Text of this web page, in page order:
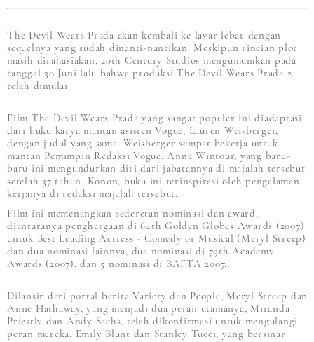
The Devil Wears Prada akan kembali ke layar lebar dengan
sequelnya yang sudah dinanti-nantikan. Meskipun rincian plot
masih dirahasiakan, 20th Century Studios mengumumkan pada
tanggal 30 Juni lalu bahwa produksi The Devil Wears Prada 2
telah dimulai.
Film The Devil Wears Prada yang sangat populer ini diadaptasi
dari buku karya mantan asisten Vogue, Lauren Weisberger,
dengan judul yang sama. Weisberger sempat bekerja untuk
mantan Pemimpin Redaksi Vogue, Anna Wintour, yang baru-
baru ini mengundurkan diri dari jabatannya di majalah tersebut
setelah 37 tahun. Konon, buku ini terinspirasi oleh pengalaman
kerjanya di redaksi majalah tersebut.
Film ini memenangkan sederetan nominasi dan award,
diantaranya penghargaan di 64th Golden Globes Awards (2007)
untuk Best Leading Actress - Comedy or Musical (Meryl Streep)
dan dua nominasi lainnya, dua nominasi di 79th Academy
Awards (2007), dan 5 nominasi di BAFTA 2007.
Dilansir dari portal berita Variety dan People, Meryl Streep dan
Anne Hathaway, yang menjadi dua peran utamanya, Miranda
Priestly dan Andy Sachs, telah dikonfirmasi untuk mengulangi
peran mereka. Emily Blunt dan Stanley Tucci, yang bersinar